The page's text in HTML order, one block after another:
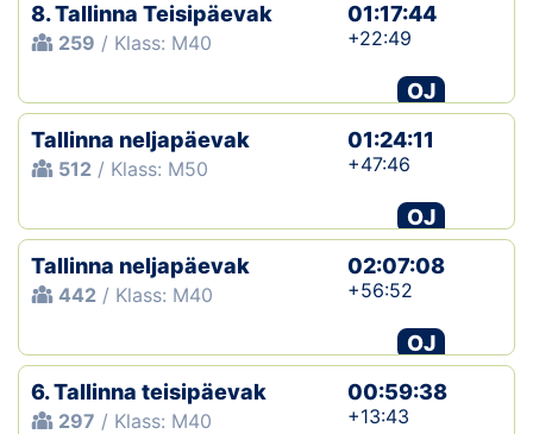
8. Tallinna Teisipäevak
259 / Klass: M40
01:17:44
+22:49
OJ
Tallinna neljapäevak
512 / Klass: M50
01:24:11
+47:46
OJ
Tallinna neljapäevak
442 / Klass: M40
02:07:08
+56:52
OJ
6. Tallinna teisipäevak
297 / Klass: M40
00:59:38
+13:43